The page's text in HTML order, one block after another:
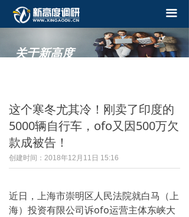
끀
关于新高度
这个寒冬尤其冷！刚卖了印度的
5000辆自行车，ofo又因500万欠
款成被告！
创建时间： 2018年12月11日 15:16
近日，上海市崇明区人民法院就白马（上
海）投资有限公司诉ofo运营主体东峡大